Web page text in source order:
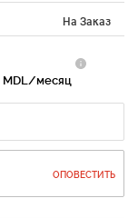
На Заказ
MDL/месяц
ОПОВЕСТИТЬ